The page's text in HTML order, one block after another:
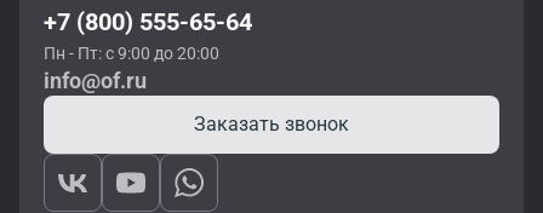
+7 (800) 555-65-64
Пн - Пт: с 9:00 до 20:00
info@of.ru
Заказать звонок